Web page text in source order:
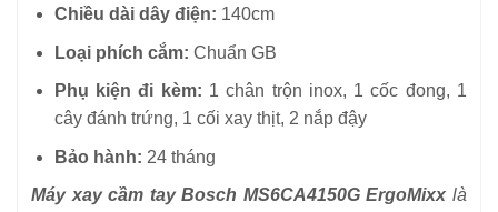
Chiều dài dây điện: 140cm
Loại phích cắm: Chuẩn GB
Phụ kiện đi kèm: 1 chân trộn inox, 1 cốc đong, 1
cây đánh trứng, 1 cối xay thịt, 2 nắp đậy
Bảo hành: 24 tháng
Máy xay cầm tay Bosch MS6CA4150G ErgoMixx là